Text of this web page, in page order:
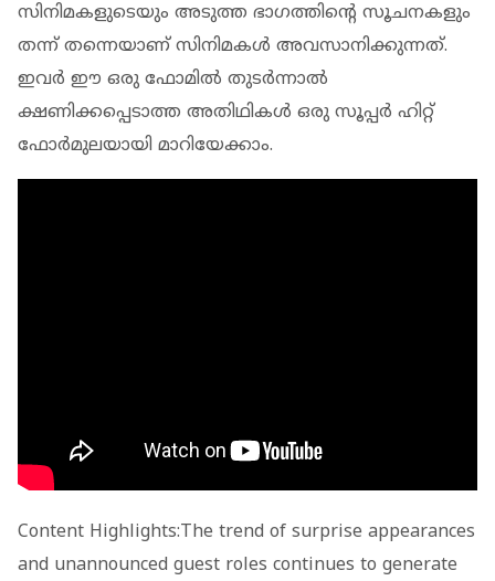
സിനിമകളുടെയും അടുത്ത ഭാഗത്തിന്റെ സൂചനകളും
തന്ന് തന്നെയാണ് സിനിമകള്‍ അവസാനിക്കുന്നത്.
ഇവര്‍ ഈ ഒരു ഫോമില്‍ തുടര്‍ന്നാല്‍
ക്ഷണിക്കപ്പെടാത്ത അതിഥികള്‍ ഒരു സൂപ്പര്‍ ഹിറ്റ്
ഫോര്‍മുലയായി മാറിയേക്കാം.
Content Highlights:The trend of surprise appearances
and unannounced guest roles continues to generate